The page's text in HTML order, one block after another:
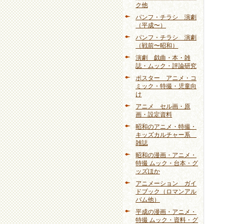
ク他
パンフ・チラシ 演劇
（平成〜）
パンフ・チラシ 演劇
（戦前〜昭和）
演劇 戯曲・本・雑
誌・ムック・評論研究
ポスター アニメ・コ
ミック・特撮・児童向
け
アニメ セル画・原
画・設定資料
昭和のアニメ・特撮・
キッズカルチャー系
雑誌
昭和の漫画・アニメ・
特撮 ムック・台本・グ
ッズほか
アニメーション ガイ
ドブック（ロマンアル
バム他）
平成の漫画・アニメ・
特撮 ムック・資料・グ